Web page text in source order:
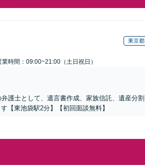
東京都
業時間：09:00~21:00（土日祝日）
護士として、遺言書作成、家族信託、遺産分割
【東池袋駅2分】【初回面談無料】